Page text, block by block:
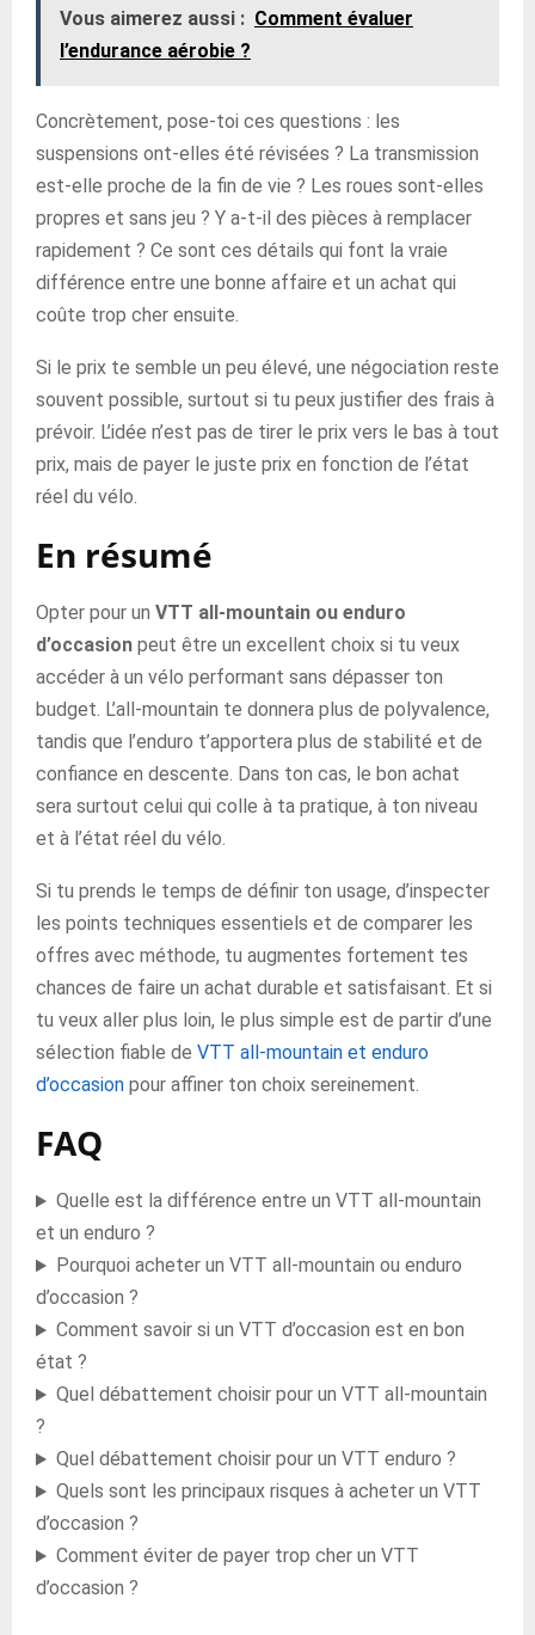
Vous aimerez aussi : Comment évaluer
l’endurance aérobie ?
Concrètement, pose-toi ces questions : les
suspensions ont-elles été révisées ? La transmission
est-elle proche de la fin de vie ? Les roues sont-elles
propres et sans jeu ? Y a-t-il des pièces à remplacer
rapidement ? Ce sont ces détails qui font la vraie
différence entre une bonne affaire et un achat qui
coûte trop cher ensuite.
Si le prix te semble un peu élevé, une négociation reste
souvent possible, surtout si tu peux justifier des frais à
prévoir. L’idée n’est pas de tirer le prix vers le bas à tout
prix, mais de payer le juste prix en fonction de l’état
réel du vélo.
En résumé
Opter pour un VTT all-mountain ou enduro
d’occasion peut être un excellent choix si tu veux
accéder à un vélo performant sans dépasser ton
budget. L’all-mountain te donnera plus de polyvalence,
tandis que l’enduro t’apportera plus de stabilité et de
confiance en descente. Dans ton cas, le bon achat
sera surtout celui qui colle à ta pratique, à ton niveau
et à l’état réel du vélo.
Si tu prends le temps de définir ton usage, d’inspecter
les points techniques essentiels et de comparer les
offres avec méthode, tu augmentes fortement tes
chances de faire un achat durable et satisfaisant. Et si
tu veux aller plus loin, le plus simple est de partir d’une
sélection fiable de VTT all-mountain et enduro
d’occasion pour affiner ton choix sereinement.
FAQ
Quelle est la différence entre un VTT all-mountain
et un enduro ?
Pourquoi acheter un VTT all-mountain ou enduro
d’occasion ?
Comment savoir si un VTT d’occasion est en bon
état ?
Quel débattement choisir pour un VTT all-mountain
?
Quel débattement choisir pour un VTT enduro ?
Quels sont les principaux risques à acheter un VTT
d’occasion ?
Comment éviter de payer trop cher un VTT
d’occasion ?